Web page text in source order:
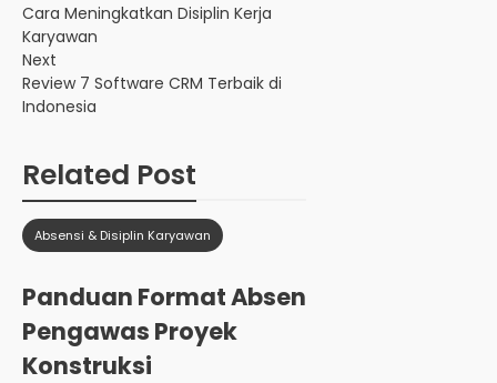
Cara Meningkatkan Disiplin Kerja
Karyawan
Next
Review 7 Software CRM Terbaik di
Indonesia
Related Post
Absensi & Disiplin Karyawan
Panduan Format Absen
Pengawas Proyek
Konstruksi